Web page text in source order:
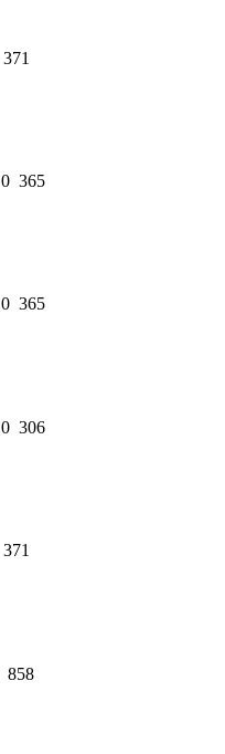
371
0 365
0 365
0 306
371
858